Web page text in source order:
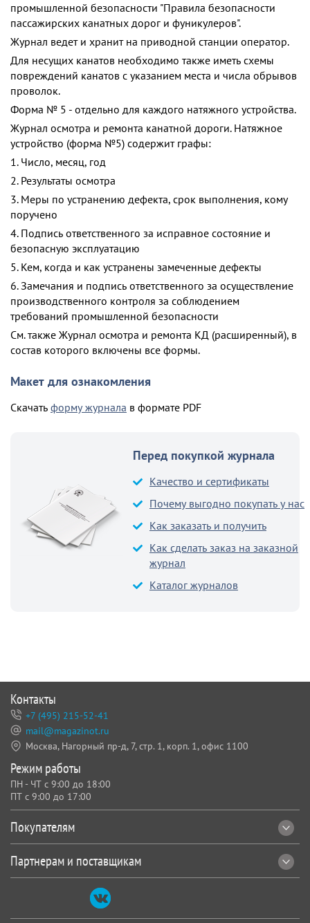
промышленной безопасности "Правила безопасности
пассажирских канатных дорог и фуникулеров".
Журнал ведет и хранит на приводной станции оператор.
Для несущих канатов необходимо также иметь схемы
повреждений канатов с указанием места и числа обрывов
проволок.
Форма № 5 - отдельно для каждого натяжного устройства.
Журнал осмотра и ремонта канатной дороги. Натяжное
устройство (форма №5) содержит графы:
1. Число, месяц, год
2. Результаты осмотра
3. Меры по устранению дефекта, срок выполнения, кому
поручено
4. Подпись ответственного за исправное состояние и
безопасную эксплуатацию
5. Кем, когда и как устранены замеченные дефекты
6. Замечания и подпись ответственного за осуществление
производственного контроля за соблюдением
требований промышленной безопасности
См. также Журнал осмотра и ремонта КД (расширенный), в
состав которого включены все формы.
Макет для ознакомления
Скачать форму журнала в формате PDF
Перед покупкой журнала
Качество и сертификаты
Почему выгодно покупать у нас
Как заказать и получить
Как сделать заказ на заказной
журнал
Каталог журналов
Покупателям
Партнерам и поставщикам
Контакты
+7 (495) 215-52-41
mail@magazinot.ru
Москва, Нагорный пр-д, 7, стр. 1, корп. 1, офис 1100
Режим работы
ПН - ЧТ с 9:00 до 18:00
ПТ с 9:00 до 17:00